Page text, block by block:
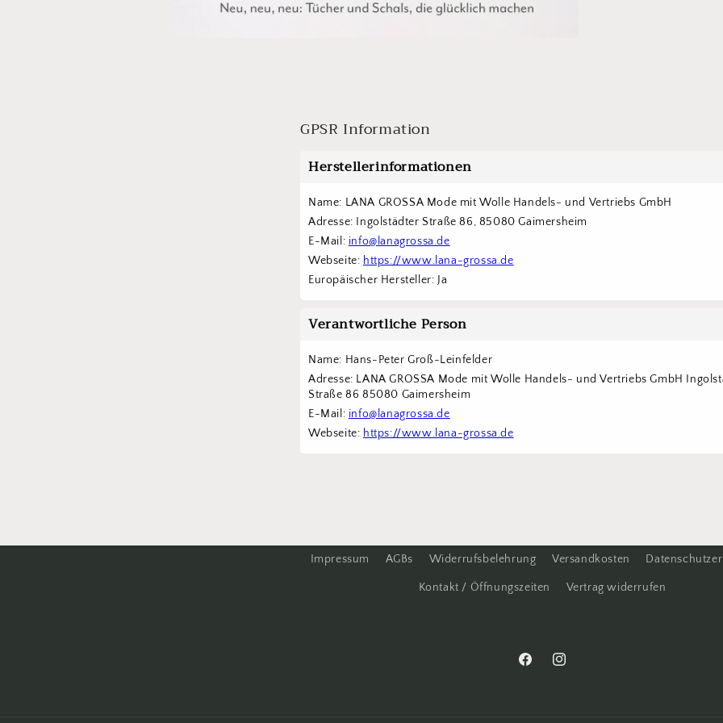
GPSR Information
Herstellerinformationen
Name: LANA GROSSA Mode mit Wolle Handels- und Vertriebs GmbH
Adresse: Ingolstädter Straße 86, 85080 Gaimersheim
E-Mail: info@lanagrossa.de
Webseite: https://www.lana-grossa.de
Europäischer Hersteller: Ja
Verantwortliche Person
Name: Hans-Peter Groß-Leinfelder
Adresse: LANA GROSSA Mode mit Wolle Handels- und Vertriebs GmbH
Straße 86 85080 Gaimersheim
E-Mail: info@lanagrossa.de
Webseite: https://www.lana-grossa.de
Impressum AGBs Widerrufsbelehrung Versandkosten
Kontakt / Öffnungszeiten Vertrag widerrufen
FacebookInstagram